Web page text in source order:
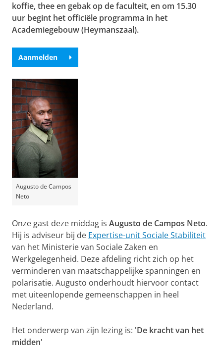
koffie, thee en gebak op de faculteit, en om 15.30
uur begint het officiële programma in het
Academiegebouw (Heymanszaal).
Aanmelden
Augusto de Campos
Neto
Onze gast deze middag is Augusto de Campos Neto.
Hij is adviseur bij de Expertise-unit Sociale Stabiliteit
van het Ministerie van Sociale Zaken en
Werkgelegenheid. Deze afdeling richt zich op het
verminderen van maatschappelijke spanningen en
polarisatie. Augusto onderhoudt hiervoor contact
met uiteenlopende gemeenschappen in heel
Nederland.
Het onderwerp van zijn lezing is: 'De kracht van het
midden'